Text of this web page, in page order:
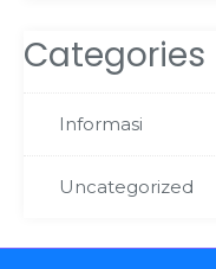
Categories
Informasi
Uncategorized